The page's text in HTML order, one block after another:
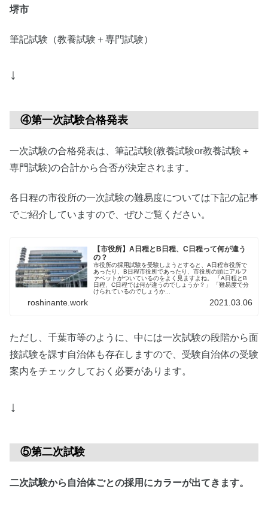
堺市
筆記試験（教養試験＋専門試験）
↓
④第一次試験合格発表
一次試験の合格発表は、筆記試験(教養試験or教養試験＋
専門試験)の合計から合否が決定されます。
各日程の市役所の一次試験の難易度については下記の記事
でご紹介していますので、ぜひご覧ください。
【市役所】A日程とB日程、C日程って何が違う
の？
市役所の採用試験を受験しようとすると、A日程市役所で
あったり、B日程市役所であったり、市役所の頭にアルフ
ァベットがついているのをよく見ますよね。 「A日程とB
日程、C日程では何が違うのでしょうか？」 「難易度で分
けられているのでしょうか...
roshinante.work 2021.03.06
ただし、千葉市等のように、中には一次試験の段階から面
接試験を課す自治体も存在しますので、受験自治体の受験
案内をチェックしておく必要があります。
↓
⑤第二次試験
二次試験から自治体ごとの採用にカラーが出てきます。